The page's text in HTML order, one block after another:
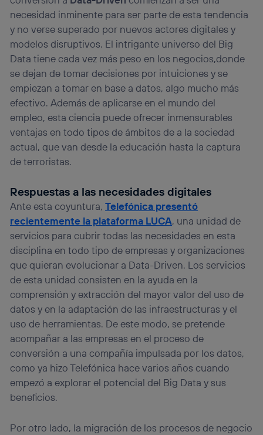
necesidad inminente para ser parte de esta tendencia
y no verse superado por nuevos actores digitales y
modelos disruptivos. El intrigante universo del Big
Data tiene cada vez más peso en los negocios,donde
se dejan de tomar decisiones por intuiciones y se
empiezan a tomar en base a datos, algo mucho más
efectivo. Además de aplicarse en el mundo del
empleo, esta ciencia puede ofrecer inmensurables
ventajas en todo tipos de ámbitos de a la sociedad
actual, que van desde la educación hasta la captura
de terroristas.
Respuestas a las necesidades digitales
Ante esta coyuntura,Telefónica presentó
recientemente la plataforma LUCA, una unidad de
servicios para cubrir todas las necesidades en esta
disciplina en todo tipo de empresas y organizaciones
que quieran evolucionar a Data-Driven. Los servicios
de esta unidad consisten en la ayuda en la
comprensión y extracción del mayor valor del uso de
datos y en la adaptación de las infraestructuras y el
uso de herramientas. De este modo, se pretende
acompañar a las empresas en el proceso de
conversión a una compañía impulsada por los datos,
como ya hizo Telefónica hace varios años cuando
empezó a explorar el potencial del Big Data y sus
beneficios.
Por otro lado, la migración de los procesos de negocio
visitando el portal de privacidad de Utiq
(“consenthub”). Para más información, consulta
la política de privacidad de Utiq.